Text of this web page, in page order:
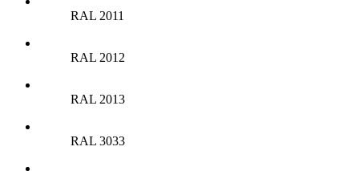
RAL 2011
RAL 2012
RAL 2013
RAL 3033